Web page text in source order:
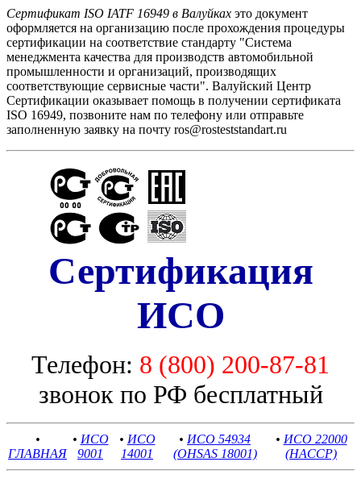
Сертификат ISO IATF 16949 в Валуйках это документ
оформляется на организацию после прохождения процедуры
сертификации на соответствие стандарту "Cистема
менеджмента качества для производств автомобильной
промышленности и организаций, производящих
соответствующие сервисные части". Валуйский Центр
Сертификации оказывает помощь в получении сертификата
ISO 16949, позвоните нам по телефону или отправьте
заполненную заявку на почту ros@rosteststandart.ru
Сертификация
ИСО
Телефон: 8 (800) 200-87-81
звонок по РФ бесплатный
•
ГЛАВНАЯ
• ИСО
9001
• ИСО
14001
• ИСО 54934
(OHSAS 18001)
• ИСО 22000
(HACCP)